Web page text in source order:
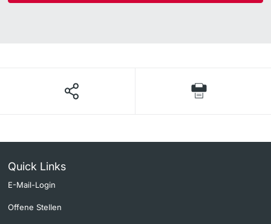
Quick Links
E-Mail-Login
Offene Stellen